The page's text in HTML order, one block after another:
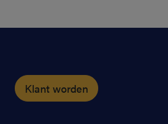
Klant worden